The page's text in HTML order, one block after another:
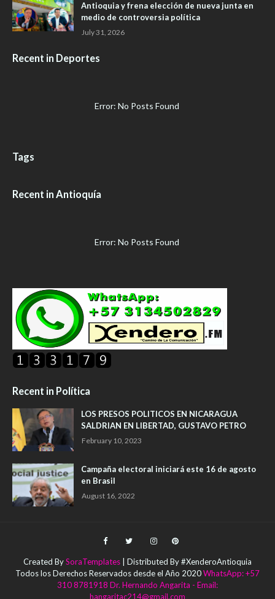
Antioquia y frena elección de nueva junta en
medio de controversia política
July 31, 2026
Recent in Deportes
Error: No Posts Found
Tags
Recent in Antioquía
Error: No Posts Found
Recent in Política
LOS PRESOS POLITICOS EN NICARAGUA
SALDRIAN EN LIBERTAD, GUSTAVO PETRO
February 10, 2023
Campaña electoral iniciará este 16 de agosto
en Brasil
August 16, 2022
Created BySoraTemplates | Distributed By #XenderoAntioquia
Todos los Derechos Reservados desde el Año 2020WhatsApp: +57
310 8781918 Dr. Hernando Angarita - Email:
hangaritac214@gmail.com